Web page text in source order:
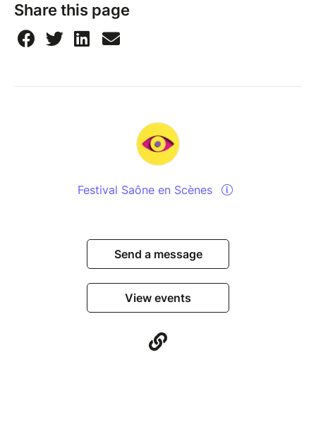
Share this page
Festival Saône en Scènes
Send a message
View events